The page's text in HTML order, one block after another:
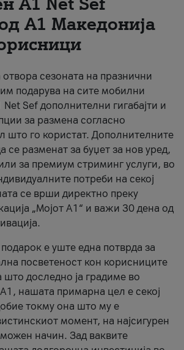
А1 Македонија
отвора сезоната на празнични
подарува на сите мобилни
Sef дополнителни гигабајти и
за размена согласно
што го користат. Дополнителните
се разменат за буџет за нов уред,
за премиум стриминг услуги, во
потреби на секој
се врши директно преку
„Мојот А1“ и важи 30 дена од
е уште една потврда за
посветеност кон корисниците
што доследно ја градиме во
нашата примарна цел е секој
токму она што му е
момент, на најсигурен
можен начин. Зад ваквите